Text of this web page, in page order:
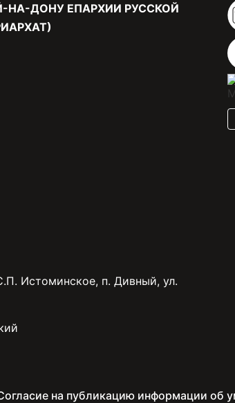
НА-ДОНУ ЕПАРХИИ РУССКОЙ
Истоминское, п. Дивный, ул.
на публикацию информации об